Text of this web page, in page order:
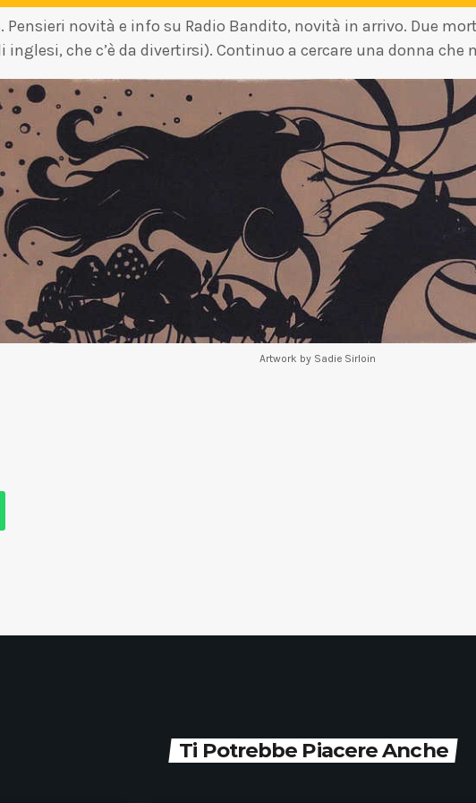
Pensieri novità e info su Radio Bandito, novità in arrivo. Due
che c’è da divertirsi). Continuo a cercare una donna
Artwork by Sadie Sirloin
Ti Potrebbe Piacere Anche